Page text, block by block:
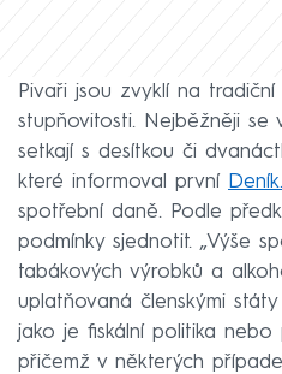
Pivaři jsou zvyklí na
stupňovitosti. Nejběžněji se
setkají s desítkou či
které informoval první
spotřební daně. Podle
podmínky sjednotit. „Výše
tabákových výrobků a
uplatňovaná členskými
jako je fiskální politika nebo
přičemž v některých